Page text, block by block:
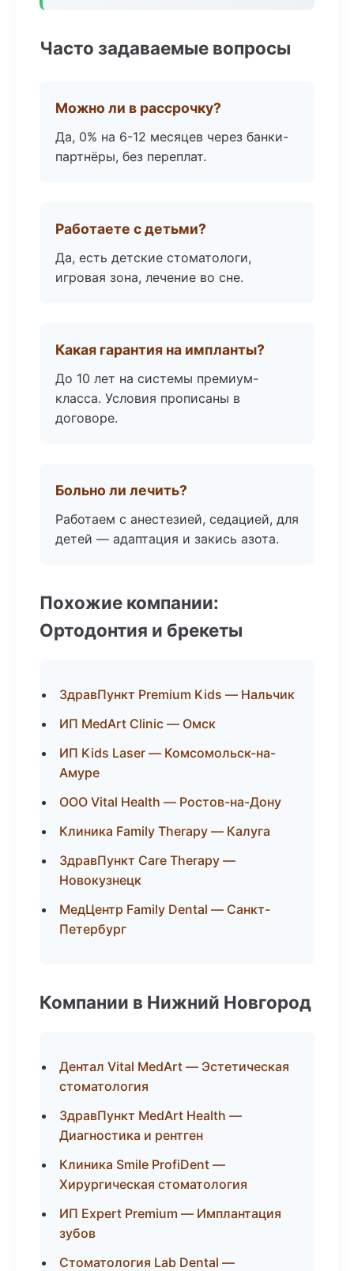
Часто задаваемые вопросы
Можно ли в рассрочку?
Да, 0% на 6-12 месяцев через банки-
партнёры, без переплат.
Работаете с детьми?
Да, есть детские стоматологи,
игровая зона, лечение во сне.
Какая гарантия на импланты?
До 10 лет на системы премиум-
класса. Условия прописаны в
договоре.
Больно ли лечить?
Работаем с анестезией, седацией, для
детей — адаптация и закись азота.
Похожие компании:
Ортодонтия и брекеты
ЗдравПункт Premium Kids — Нальчик
ИП MedArt Clinic — Омск
ИП Kids Laser — Комсомольск-на-
Амуре
ООО Vital Health — Ростов-на-Дону
Клиника Family Therapy — Калуга
ЗдравПункт Care Therapy —
Новокузнецк
МедЦентр Family Dental — Санкт-
Петербург
Компании в Нижний Новгород
Дентал Vital MedArt — Эстетическая
стоматология
ЗдравПункт MedArt Health —
Диагностика и рентген
Клиника Smile ProfiDent —
Хирургическая стоматология
ИП Expert Premium — Имплантация
зубов
Стоматология Lab Dental —